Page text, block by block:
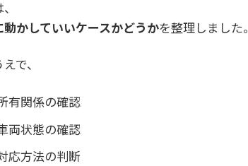
動かしていいケースかどうかを整理しました。
で、
有関係の確認
両状態の確認
応方法の判断